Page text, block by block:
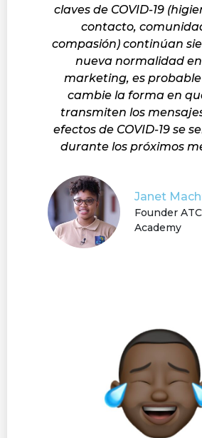
claves de COVID-19
contacto,
compasión) continúan
nueva normalidad
marketing, es
cambie la forma en
transmiten los
efectos de COVID-19 se
durante los próximos
Janet
Founder
Academy